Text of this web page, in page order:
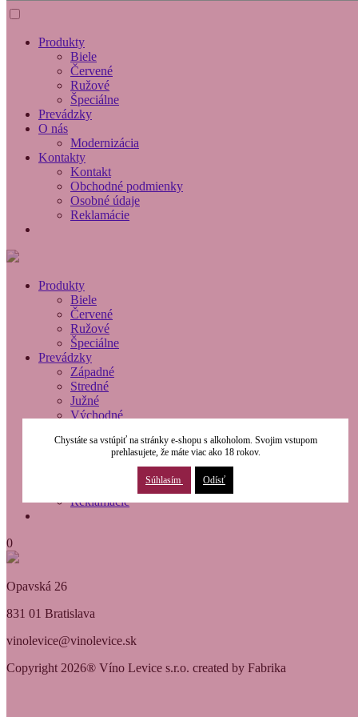
Produkty
Biele
Červené
Ružové
Špeciálne
Prevádzky
O nás
Modernizácia
Kontakty
Kontakt
Obchodné podmienky
Osobné údaje
Reklamácie
Produkty
Biele
Červené
Ružové
Špeciálne
Prevádzky
Západné
Stredné
Južné
Východné
Modernizácia
Reklamácie
0
Opavská 26
831 01 Bratislava
vinolevice@vinolevice.sk
Copyright 2026® Víno Levice s.r.o. created by Fabrika
Chystáte sa vstúpiť na stránky e-shopu s alkoholom. Svojim vstupom
prehlasujete, že máte viac ako 18 rokov.
Súhlasím Odísť